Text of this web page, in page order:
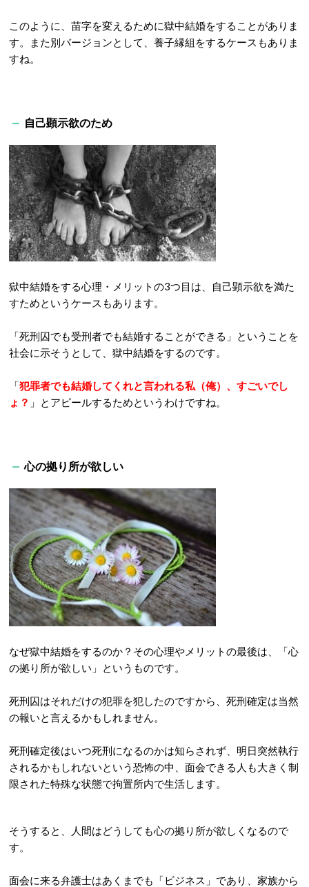
このように、苗字を変えるために獄中結婚をすることがありま
す。また別バージョンとして、養子縁組をするケースもありま
すね。
自己顕示欲のため
獄中結婚をする心理・メリットの3つ目は、自己顕示欲を満た
すためというケースもあります。
「死刑囚でも受刑者でも結婚することができる」ということを
社会に示そうとして、獄中結婚をするのです。
「犯罪者でも結婚してくれと言われる私（俺）、すごいでし
ょ？ 」とアピールするためというわけですね。
心の拠り所が欲しい
なぜ獄中結婚をするのか？その心理やメリットの最後は、「心
の拠り所が欲しい」というものです。
死刑囚はそれだけの犯罪を犯したのですから、死刑確定は当然
の報いと言えるかもしれません。
死刑確定後はいつ死刑になるのかは知らされず、明日突然執行
されるかもしれないという恐怖の中、面会できる人も大きく制
限された特殊な状態で拘置所内で生活します。
そうすると、人間はどうしても心の拠り所が欲しくなるので
す。
面会に来る弁護士はあくまでも「ビジネス」であり、家族から